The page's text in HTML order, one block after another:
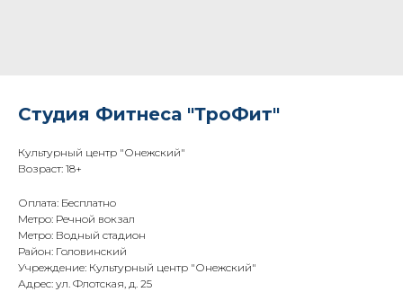
Студия Фитнеса "ТроФит"
Культурный центр "Онежский"
Возраст: 18+
Оплата: Бесплатно
Метро: Речной вокзал
Метро: Водный стадион
Район: Головинский
Учреждение: Культурный центр "Онежский"
Адрес: ул. Флотская, д. 25